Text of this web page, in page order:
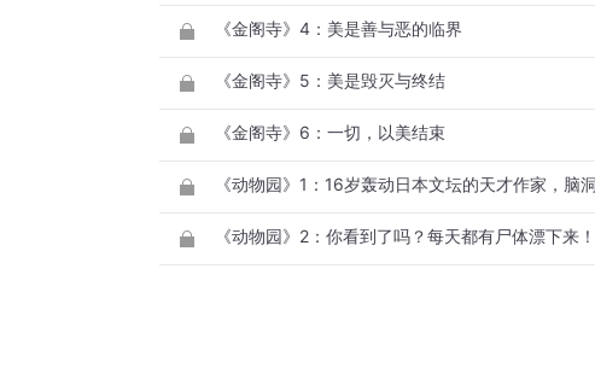
《金阁寺》4：美是善与恶的临界
《金阁寺》5：美是毁灭与终结
《金阁寺》6：一切，以美结束
《动物园》2：你看到了吗？每天都有尸体漂下来！